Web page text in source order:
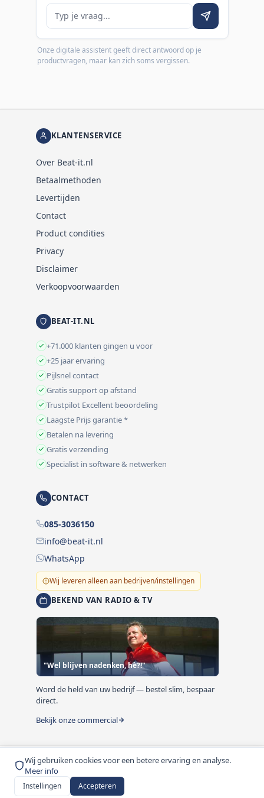
Wij gebruiken cookies voor een betere ervaring en analyse.
Meer info
Instellingen Accepteren
Je vraag
Onze digitale assistent geeft direct antwoord op je
productvragen, maar kan zich soms vergissen.
KLANTENSERVICE
Over Beat-it.nl
Betaalmethoden
Levertijden
Contact
Product condities
Privacy
Disclaimer
Verkoopvoorwaarden
BEAT-IT.NL
+71.000 klanten gingen u voor
+25 jaar ervaring
Pijlsnel contact
Gratis support op afstand
Trustpilot Excellent beoordeling
Laagste Prijs garantie *
Betalen na levering
Gratis verzending
Specialist in software & netwerken
CONTACT
085-3036150
info@beat-it.nl
WhatsApp
Wij leveren alleen aan bedrijven/instellingen
BEKEND VAN RADIO & TV
"Wel blijven nadenken, hè?!"
Word de held van uw bedrijf — bestel slim, bespaar
direct.
Bekijk onze commercial
© 1999-2026 Beat-it.nl. Vermelde prijzen zijn excl. BTW
tenzij anders vermeld.